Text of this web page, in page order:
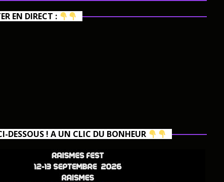
EN DIRECT :
DESSOUS ! A UN CLIC DU BONHEUR